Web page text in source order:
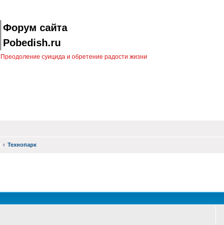
Форум сайта
Pobedish.ru
Преодоление суицида и обретение радости жизни
Технопарк